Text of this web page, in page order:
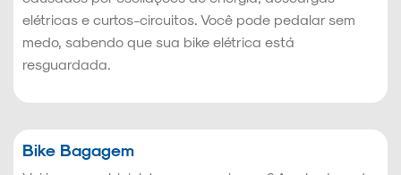
elétricas e curtos-circuitos. Você pode pedalar sem
medo, sabendo que sua bike elétrica está
resguardada.
Bike Bagagem